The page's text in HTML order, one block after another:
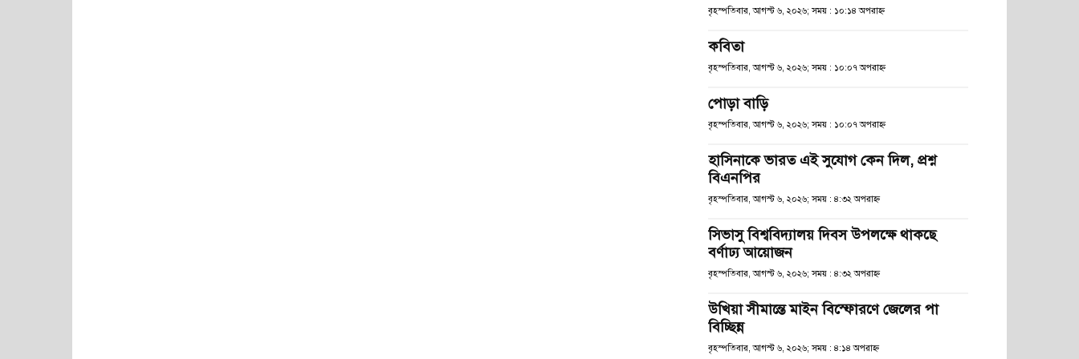
বৃহস্পতিবার, আগস্ট ৬, ২০২৬; সময় : ১০:১৪ অপরাহ্ণ
কবিতা
বৃহস্পতিবার, আগস্ট ৬, ২০২৬; সময় : ১০:০৭ অপরাহ্ণ
পোড়া বাড়ি
বৃহস্পতিবার, আগস্ট ৬, ২০২৬; সময় : ১০:০৭ অপরাহ্ণ
হাসিনাকে ভারত এই সুযোগ কেন দিল, প্রশ্ন
বিএনপির
বৃহস্পতিবার, আগস্ট ৬, ২০২৬; সময় : ৪:৩২ অপরাহ্ণ
সিভাসু বিশ্ববিদ্যালয় দিবস উপলক্ষে থাকছে
বর্ণাঢ্য আয়োজন
বৃহস্পতিবার, আগস্ট ৬, ২০২৬; সময় : ৪:৩২ অপরাহ্ণ
উখিয়া সীমান্তে মাইন বিস্ফোরণে জেলের পা
বিচ্ছিন্ন
বৃহস্পতিবার, আগস্ট ৬, ২০২৬; সময় : ৪:১৪ অপরাহ্ণ